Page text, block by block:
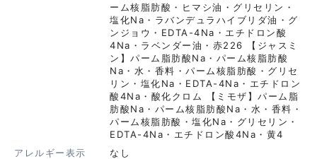
ーム核脂肪酸・ヒマシ油・グリセリン・
塩化Na・ラバンデュラハイブリダ油・グ
ンジョウ・EDTA-4Na・エチドロン酸
4Na・ラベンダー油・赤226 【ジャスミ
ン】パーム脂肪酸Na・パーム核脂肪酸
Na・水・香料・パーム核脂肪酸・グリセ
リン・塩化Na・EDTA-4Na・エチドロン
酸4Na・酸化クロム 【ミモザ】パーム脂
肪酸Na・パーム核脂肪酸Na・水・香料・
パーム核脂肪酸・塩化Na・グリセリン・
EDTA-4Na・エチドロン酸4Na・黄4
アレルギー表示
なし